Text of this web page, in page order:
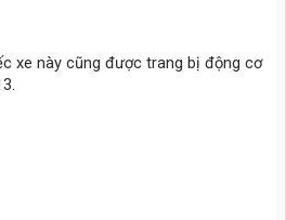
xe này cũng được trang bị động cơ